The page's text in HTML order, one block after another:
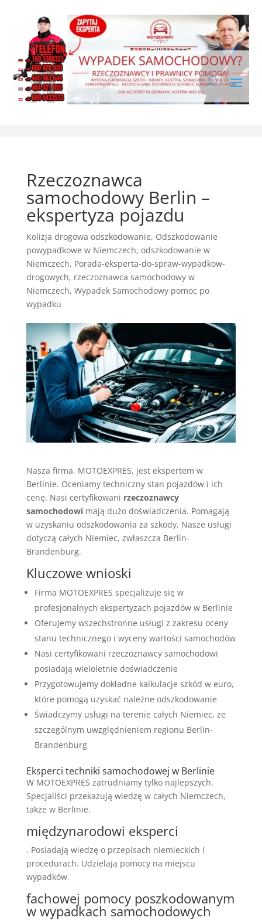
Rzeczoznawca
samochodowy Berlin –
ekspertyza pojazdu
Kolizja drogowa odszkodowanie, Odszkodowanie
powypadkowe w Niemczech, odszkodowanie w
Niemczech, Porada-eksperta-do-spraw-wypadkow-
drogowych, rzeczoznawca samochodowy w
Niemczech, Wypadek Samochodowy pomoc po
wypadku
Nasza firma, MOTOEXPRES, jest ekspertem w
Berlinie. Oceniamy techniczny stan pojazdów i ich
cenę. Nasi certyfikowani rzeczoznawcy
samochodowimają dużo doświadczenia. Pomagają
w uzyskaniu odszkodowania za szkody. Nasze usługi
dotyczą całych Niemiec, zwłaszcza Berlin-
Brandenburg.
Kluczowe wnioski
Firma MOTOEXPRES specjalizuje się w
profesjonalnych ekspertyzach pojazdów w Berlinie
Oferujemy wszechstronne usługi z zakresu oceny
stanu technicznego i wyceny wartości samochodów
Nasi certyfikowani rzeczoznawcy samochodowi
posiadają wieloletnie doświadczenie
Przygotowujemy dokładne kalkulacje szkód w euro,
które pomogą uzyskać należne odszkodowanie
Świadczymy usługi na terenie całych Niemiec, ze
szczególnym uwzględnieniem regionu Berlin-
Brandenburg
Eksperci techniki samochodowej w Berlinie
W MOTOEXPRES zatrudniamy tylko najlepszych.
Specjaliści przekazują wiedzę w całych Niemczech,
także w Berlinie.
międzynarodowi eksperci
. Posiadają wiedzę o przepisach niemieckich i
procedurach. Udzielają pomocy na miejscu
wypadków.
fachowej pomocy poszkodowanym
w wypadkach samochodowych